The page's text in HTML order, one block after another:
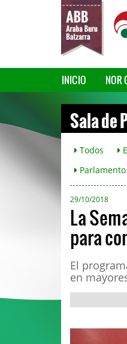
INICIO NOR
Sala de
Todos
29/10/2018
La
para
El
en